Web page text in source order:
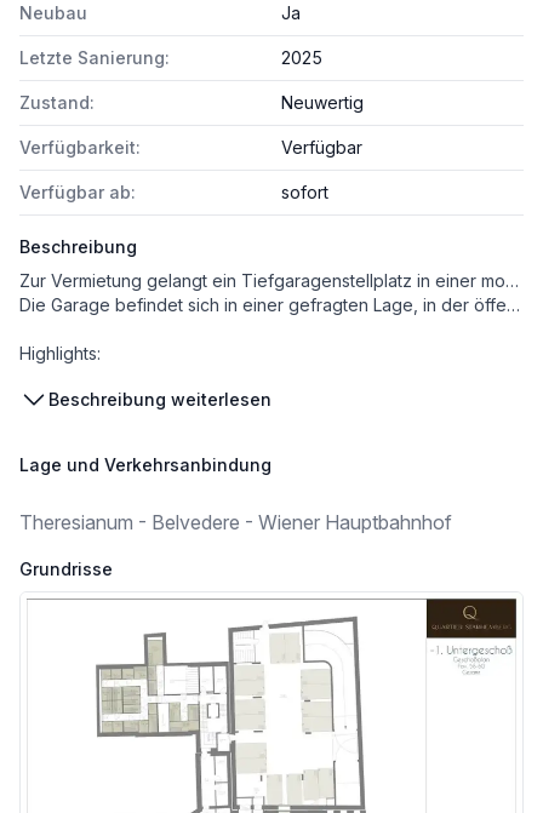
Neubau Ja
Letzte Sanierung: 2025
Zustand: Neuwertig
Verfügbarkeit: Verfügbar
Verfügbar ab: sofort
Beschreibung
Zur Vermietung gelangt ein Tiefgaragenstellplatz in einer modernen, neu errichteten Tiefgarage.
Die Garage befindet sich in einer gefragten Lage, in der öffentliche Parkplätze äußerst rar sind – ideal für Anrainer:innen, Berufstätige oder als sichere Abstellmöglichkeit für Ihr Fahrzeug.
Highlights:
*
*
Sicheres, witterungsgeschütztes Parken
Ruhige und gepflegte Anlage
Perfekte Lösung bei akutem Parkplatzmangel in der Umgebung
Der Stellplatz bietet höchsten Komfort und erspart Ihnen die tägliche Parkplatzsuche.
Beschreibung weiterlesen
Lage und Verkehrsanbindung
Theresianum - Belvedere - Wiener Hauptbahnhof
Grundrisse